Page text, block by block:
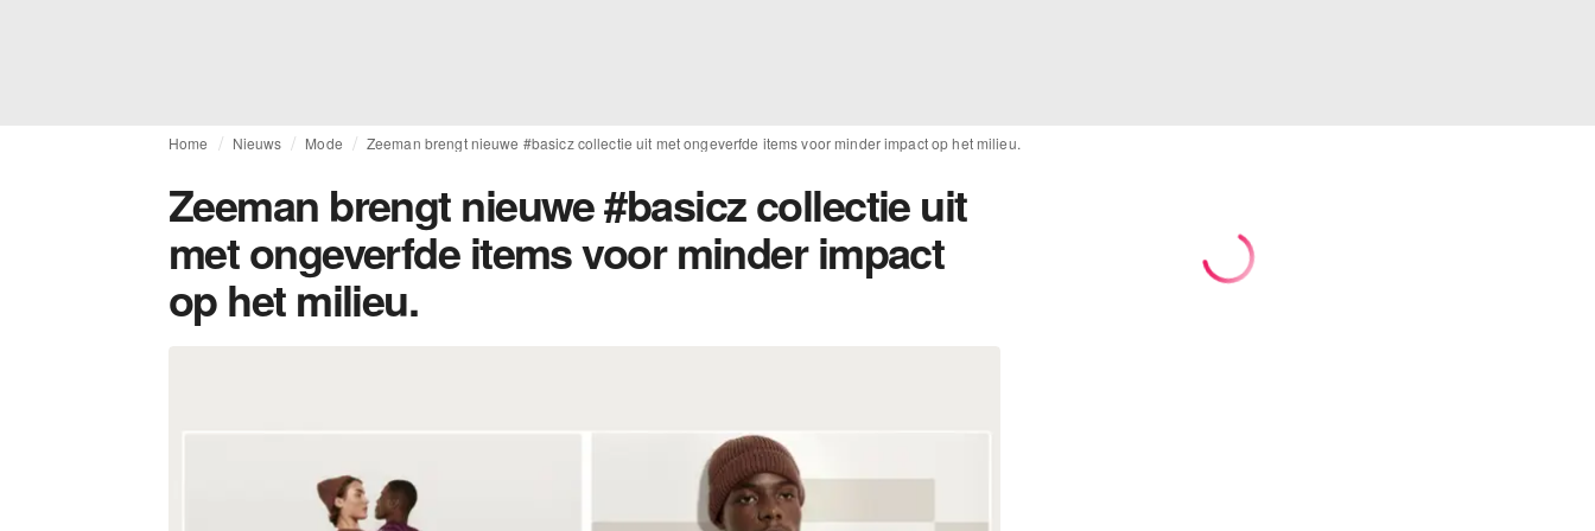
Home Nieuws Mode Zeeman brengt nieuwe #basicz collectie uit met ongeverfde items voor minder impact op het milieu.
Zeeman brengt nieuwe #basicz collectie uit
met ongeverfde items voor minder impact
op het milieu.